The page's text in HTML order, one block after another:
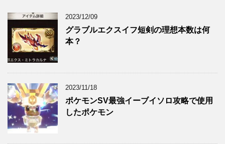
2023/12/09
グラブルエクスイフ短剣の理想本数は何
本？
2023/11/18
ポケモンSV最強イーブイソロ攻略で使用
したポケモン